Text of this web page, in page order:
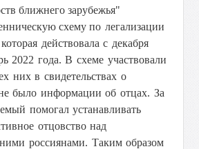
ближнего зарубежья"
схемупо легализации
действовала с декабря
2022 года. В схеме участвовали
них в свидетельствах о
было информации об отцах. За
помогал устанавливать
отцовство над
россиянами. Таким образом